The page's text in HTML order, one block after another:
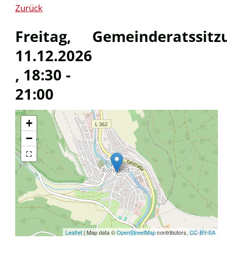
Zurück
Freitag,
11.12.2026
, 18:30 -
21:00
+
−
Leaflet | Map data ©OpenStreetMapcontributors,CC-BY-SA